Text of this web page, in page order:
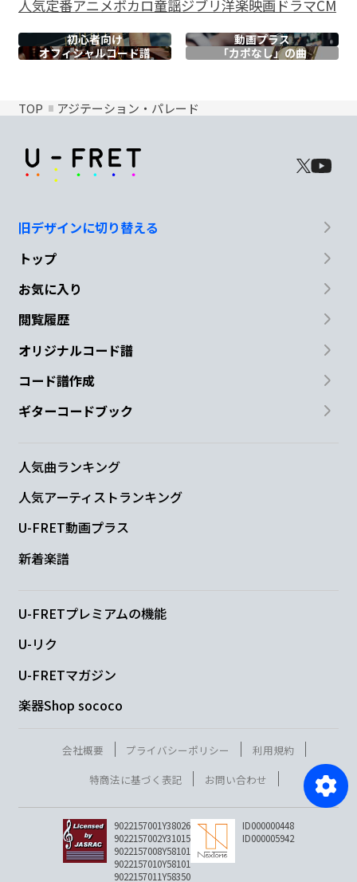
人気定番アニメボカロ童謡ジブリ洋楽映画ドラマCM
初心者向け
動画プラス
オフィシャルコード譜 「カポなし」の曲
TOP アジテーション・パレード
旧デザインに切り替える
トップ
お気に入り
閲覧履歴
オリジナルコード譜
コード譜作成
ギターコードブック
人気曲ランキング
人気アーティストランキング
U-FRET動画プラス
新着楽譜
U-FRETプレミアムの機能
U-リク
U-FRETマガジン
楽器Shop sococo
会社概要 プライバシーポリシー
利用規約
特商法に基づく表記
お問い合わせ
9022157001Y38026
9022157002Y31015
9022157008Y58101
9022157010Y58101
9022157011Y58350
ID000000448
ID000005942